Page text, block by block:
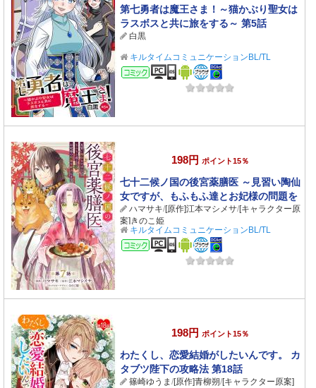
第七勇者は魔王さま！～猫かぶり聖女は
ラスボスと共に旅をする～ 第5話
白黒
キルタイムコミュニケーションBL/TL
コミック
198円 ポイント15％
七十二候ノ国の後宮薬膳医 ～見習い陶仙
女ですが、もふもふ達とお妃様の問題を
解決します～ 第7話
ハマサキ/[原作]江本マシメサ/[キャラクター原
案]きのこ姫
キルタイムコミュニケーションBL/TL
コミック
198円 ポイント15％
わたくし、恋愛結婚がしたいんです。 カ
タブツ陛下の攻略法 第18話
篠崎ゆうま /[原作]青柳朔/[キャラクター原案]